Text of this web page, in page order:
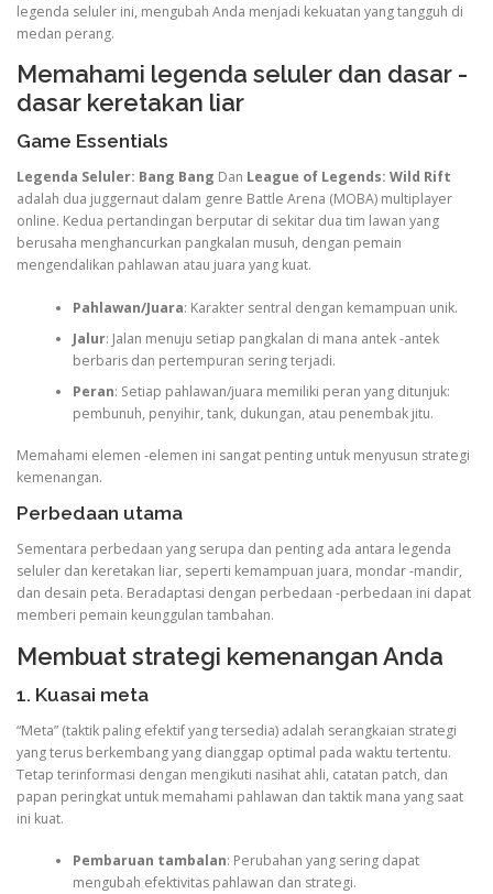
legenda seluler ini, mengubah Anda menjadi kekuatan yang tangguh di
medan perang.
Memahami legenda seluler dan dasar -
dasar keretakan liar
Game Essentials
Legenda Seluler: Bang Bang Dan League of Legends: Wild Rift
adalah dua juggernaut dalam genre Battle Arena (MOBA) multiplayer
online. Kedua pertandingan berputar di sekitar dua tim lawan yang
berusaha menghancurkan pangkalan musuh, dengan pemain
mengendalikan pahlawan atau juara yang kuat.
Pahlawan/Juara: Karakter sentral dengan kemampuan unik.
Jalur: Jalan menuju setiap pangkalan di mana antek -antek
berbaris dan pertempuran sering terjadi.
Peran: Setiap pahlawan/juara memiliki peran yang ditunjuk:
pembunuh, penyihir, tank, dukungan, atau penembak jitu.
Memahami elemen -elemen ini sangat penting untuk menyusun strategi
kemenangan.
Perbedaan utama
Sementara perbedaan yang serupa dan penting ada antara legenda
seluler dan keretakan liar, seperti kemampuan juara, mondar -mandir,
dan desain peta. Beradaptasi dengan perbedaan -perbedaan ini dapat
memberi pemain keunggulan tambahan.
Membuat strategi kemenangan Anda
1. Kuasai meta
“Meta” (taktik paling efektif yang tersedia) adalah serangkaian strategi
yang terus berkembang yang dianggap optimal pada waktu tertentu.
Tetap terinformasi dengan mengikuti nasihat ahli, catatan patch, dan
papan peringkat untuk memahami pahlawan dan taktik mana yang saat
ini kuat.
Pembaruan tambalan: Perubahan yang sering dapat
mengubah efektivitas pahlawan dan strategi.